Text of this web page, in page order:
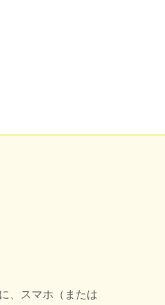
、スマホ（または